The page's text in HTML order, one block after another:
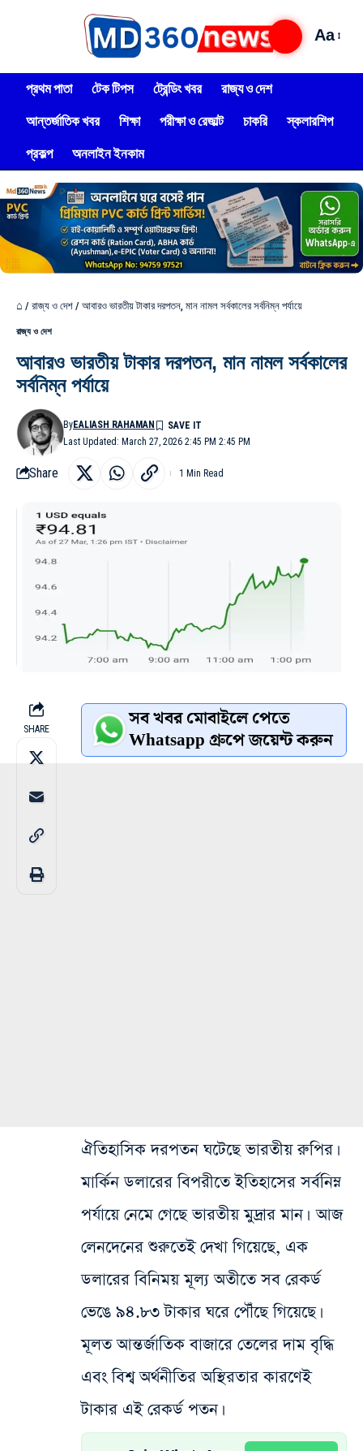
Aa
প্রথম পাতা টেক টিপস ট্রেন্ডিং খবর
রাজ্য ও দেশ
আন্তর্জাতিক খবর
শিক্ষা পরীক্ষা ও রেজাল্ট চাকরি
স্কলারশিপ
প্রকল্প
অনলাইন ইনকাম
⌂ / রাজ্য ও দেশ / আবারও ভারতীয় টাকার দরপতন, মান নামল সর্বকালের সর্বনিম্ন পর্যায়ে
রাজ্য ও দেশ
আবারও ভারতীয় টাকার দরপতন, মান নামল সর্বকালের
সর্বনিম্ন পর্যায়ে
Last Updated: March 27, 2026 2:45 PM 2:45 PM
ByEALIASH RAHAMAN
Share 1 Min Read
SHARE সব খবর মোবাইলে পেতে
Whatsapp গ্রুপে জয়েন্ট করুন
ঐতিহাসিক দরপতন ঘটেছে ভারতীয় রুপির।
মার্কিন ডলারের বিপরীতে ইতিহাসের সর্বনিম্ন
পর্যায়ে নেমে গেছে ভারতীয় মুদ্রার মান। আজ
লেনদেনের শুরুতেই দেখা গিয়েছে, এক
ডলারের বিনিময় মূল্য অতীতে সব রেকর্ড
ভেঙে ৯৪.৮৩ টাকার ঘরে পৌঁছে গিয়েছে।
মূলত আন্তর্জাতিক বাজারে তেলের দাম বৃদ্ধি
এবং বিশ্ব অর্থনীতির অস্থিরতার কারণেই
টাকার এই রেকর্ড পতন।